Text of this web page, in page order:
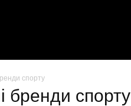
спорту
бренди спорту